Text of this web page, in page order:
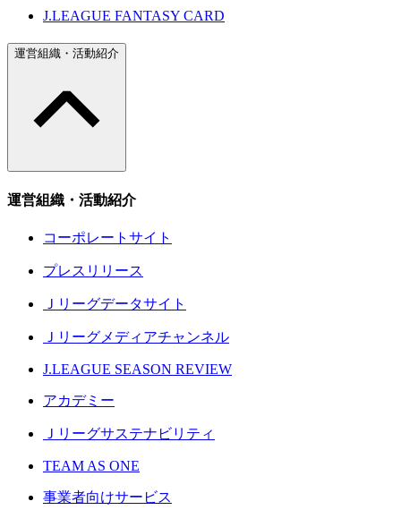
J.LEAGUE FANTASY CARD
運営組織・活動紹介
運営組織・活動紹介
コーポレートサイト
プレスリリース
Ｊリーグデータサイト
Ｊリーグメディアチャンネル
J.LEAGUE SEASON REVIEW
アカデミー
Ｊリーグサステナビリティ
TEAM AS ONE
事業者向けサービス